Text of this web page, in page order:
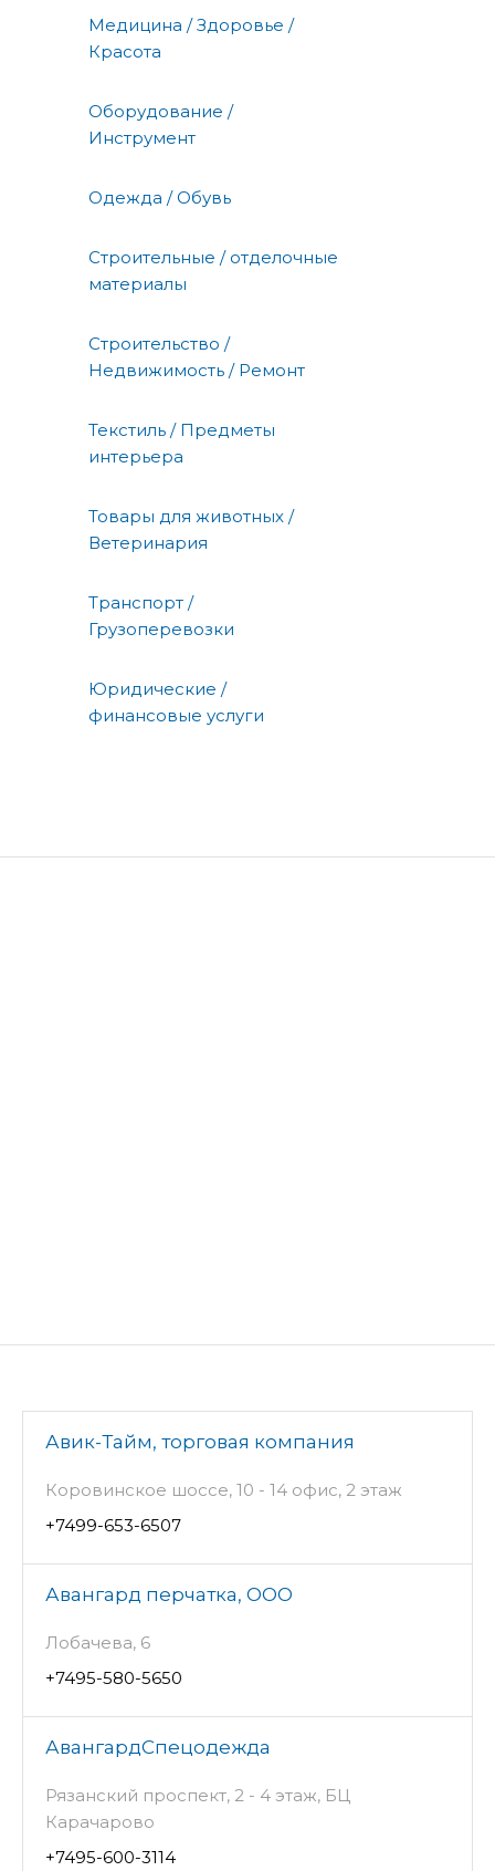
Медицина / Здоровье /
Красота
Оборудование /
Инструмент
Одежда / Обувь
Строительные / отделочные
материалы
Строительство /
Недвижимость / Ремонт
Текстиль / Предметы
интерьера
Товары для животных /
Ветеринария
Транспорт /
Грузоперевозки
Юридические /
финансовые услуги
Авик-Тайм, торговая компания
Коровинское шоссе, 10 - 14 офис, 2 этаж
+7499-653-6507
Авангард перчатка, ООО
Лобачева, 6
+7495-580-5650
АвангардСпецодежда
Рязанский проспект, 2 - 4 этаж, БЦ
Карачарово
+7495-600-3114